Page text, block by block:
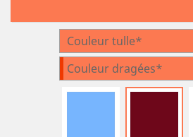
Couleur tulle*
Couleur dragées*